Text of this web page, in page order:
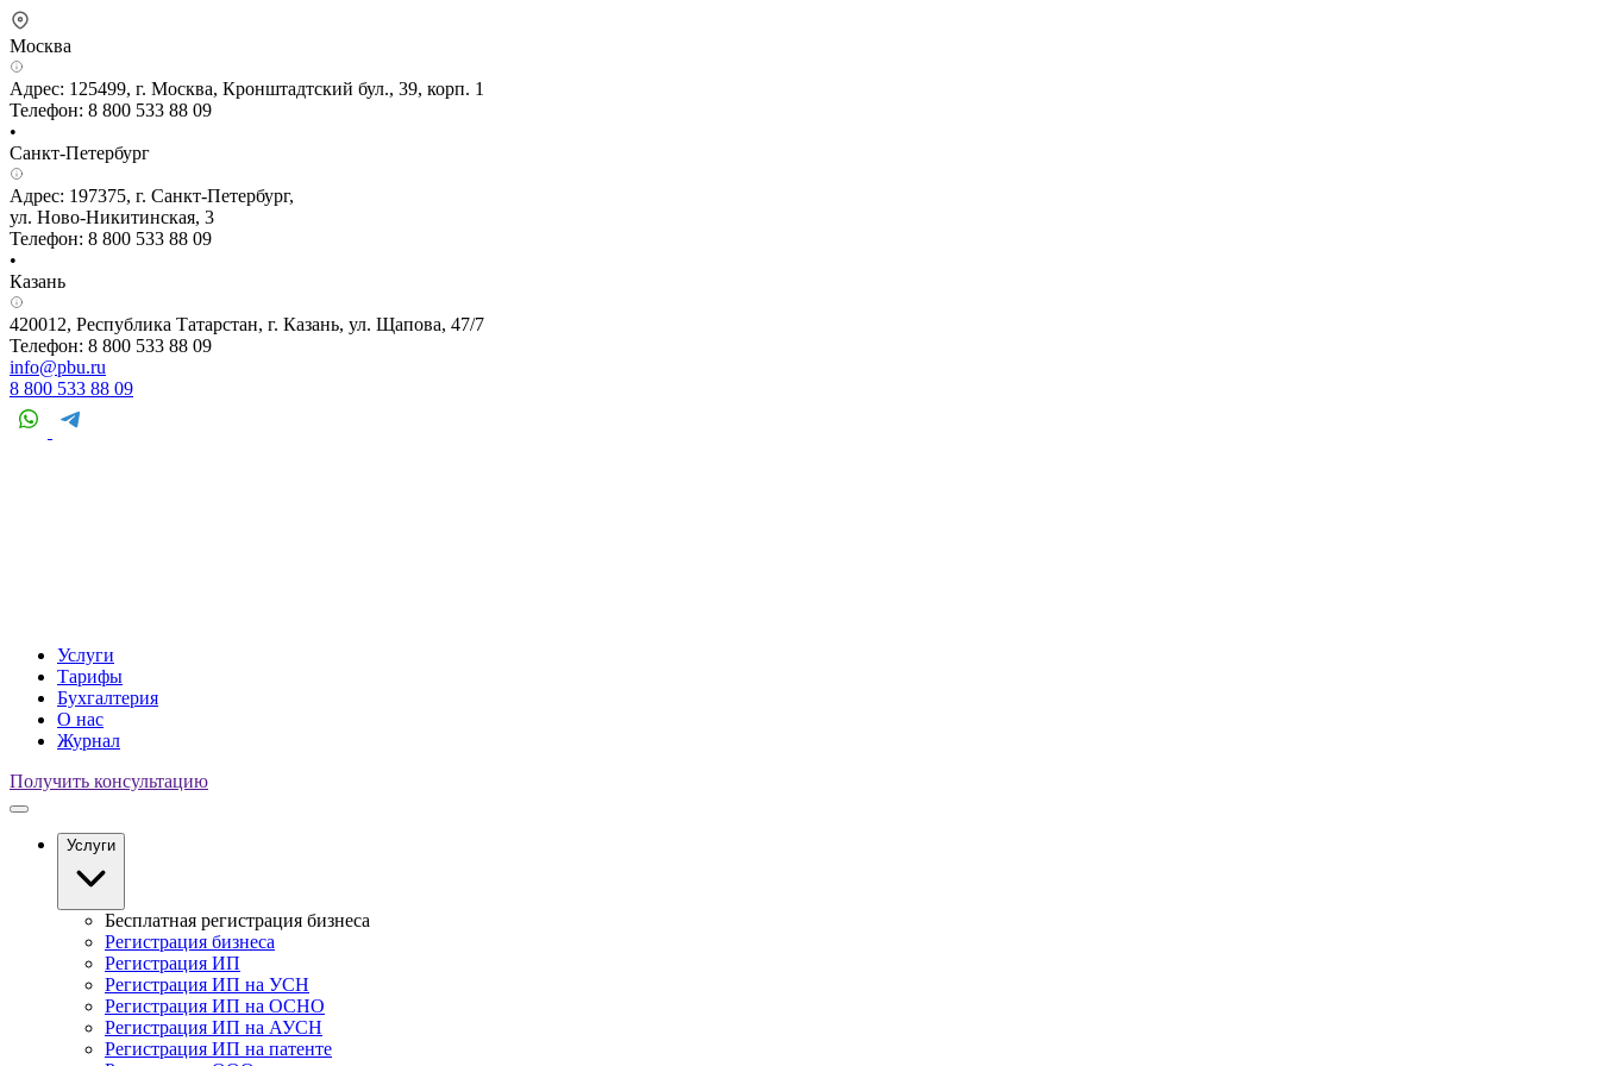
Москва
Адрес: 125499, г. Москва, Кронштадтский бул., 39, корп. 1
Телефон: 8 800 533 88 09
•
Санкт-Петербург
Адрес: 197375, г. Санкт-Петербург,
ул. Ново-Никитинская, 3
Телефон: 8 800 533 88 09
•
Казань
420012, Республика Татарстан, г. Казань, ул. Щапова, 47/7
Телефон: 8 800 533 88 09
info@pbu.ru
8 800 533 88 09
Услуги
Тарифы
Бухгалтерия
О нас
Журнал
Получить консультацию
Услуги
Бесплатная регистрация бизнеса
Регистрация бизнеса
Регистрация ИП
Регистрация ИП на УСН
Регистрация ИП на ОСНО
Регистрация ИП на АУСН
Регистрация ИП на патенте